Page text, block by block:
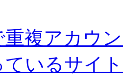
重複アカウ
ているサイト